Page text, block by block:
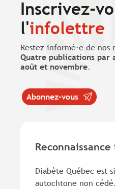
Inscrivez-
l'infolettre
Restez informé·e de
Quatre publications
août et novembre.
Abonnez-vous
Diabète Québec est
autochtone non